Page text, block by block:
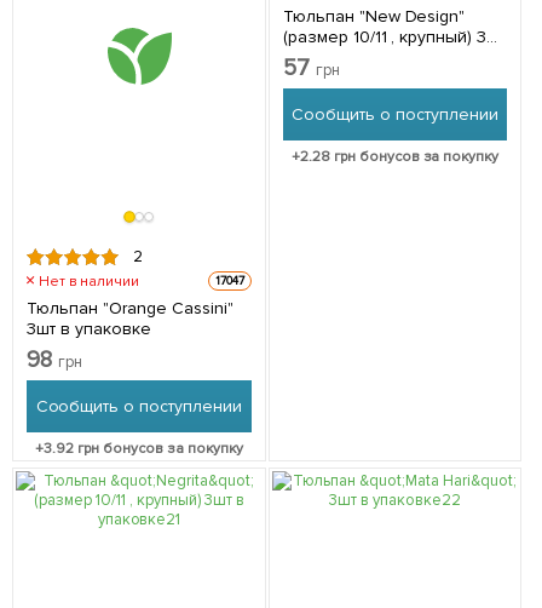
2
Нет в наличии 17047
Тюльпан "Orange Cassini"
3шт в упаковке
98 грн
Сообщить о поступлении
+3.92 грн бонусов за покупку
Тюльпан "New Design"
(размер 10/11 , крупный) 3шт
в упаковке
57 грн
Сообщить о поступлении
+2.28грн бонусов за покупку